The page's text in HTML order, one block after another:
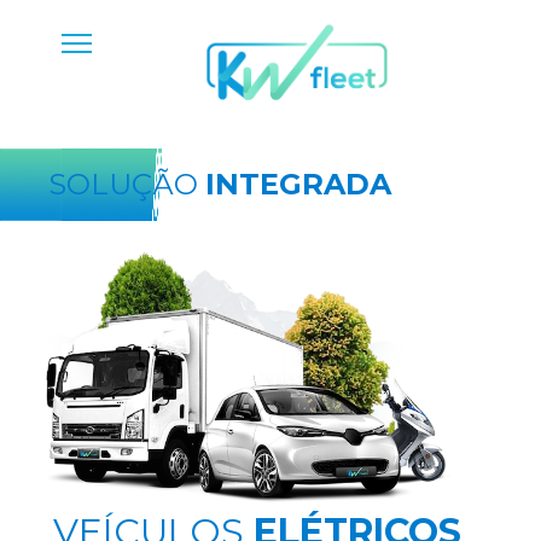
SOLUÇÃO INTEGRADA